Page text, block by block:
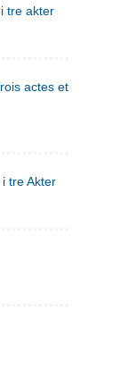
tre akter
actes et en vers
tre Akter